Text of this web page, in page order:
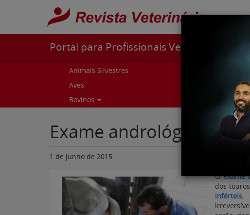
Pular para o conteúdo
Portal para Profissionais Veterinários
Animais Silvestres
Aves
Bovinos
Curiosidades
Cursos e
Exame andrológico em
1 de junho de 2015
O exame
dos
inférteis,